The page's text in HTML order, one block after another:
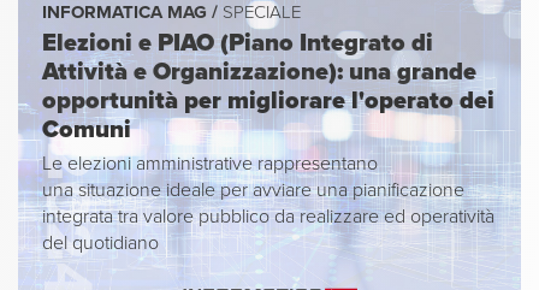
INFORMATICA MAG / SPECIALE
Elezioni e PIAO (Piano Integrato di
Attività e Organizzazione): una grande
opportunità per migliorare l'operato dei
Comuni
Le elezioni amministrative rappresentano
una situazione ideale per avviare una pianificazione
integrata tra valore pubblico da realizzare ed operatività
del quotidiano